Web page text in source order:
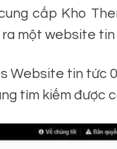
cấp Kho
ra một website
Website tin tức
tìm kiếm được